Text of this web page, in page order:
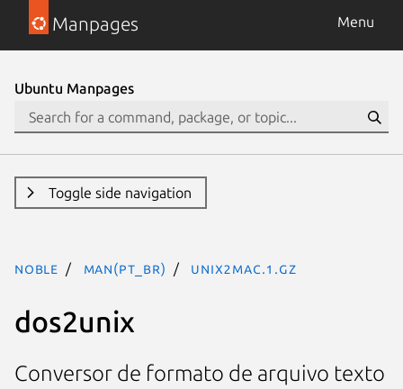
Manpages Menu
Ubuntu Manpages
Toggle side navigation
noble man(pt_BR) unix2mac.1.gz
dos2unix
Conversor de formato de arquivo texto